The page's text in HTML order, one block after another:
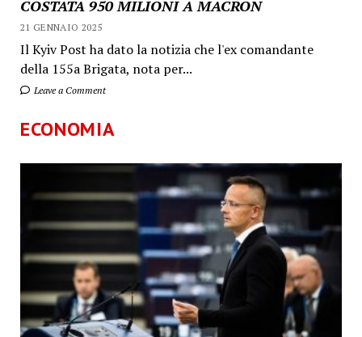
COSTATA 950 MILIONI A MACRON
21 GENNAIO 2025
Il Kyiv Post ha dato la notizia che l'ex comandante
della 155a Brigata, nota per...
Leave a Comment
ECONOMIA